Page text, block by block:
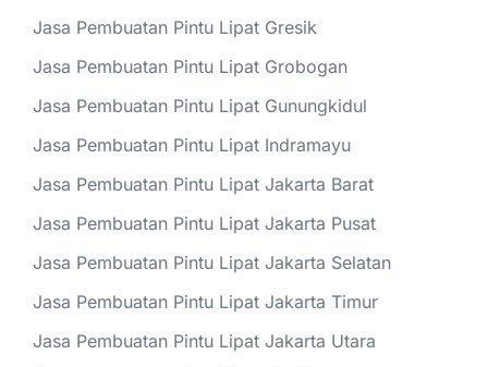
Jasa Pembuatan Pintu Lipat Gresik
Jasa Pembuatan Pintu Lipat Grobogan
Jasa Pembuatan Pintu Lipat Gunungkidul
Jasa Pembuatan Pintu Lipat Indramayu
Jasa Pembuatan Pintu Lipat Jakarta Barat
Jasa Pembuatan Pintu Lipat Jakarta Pusat
Jasa Pembuatan Pintu Lipat Jakarta Selatan
Jasa Pembuatan Pintu Lipat Jakarta Timur
Jasa Pembuatan Pintu Lipat Jakarta Utara